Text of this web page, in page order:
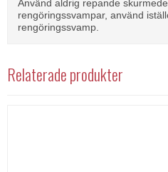
Använd aldrig repande
rengöringssvampar, använd
rengöringssvamp.
Relaterade produkter